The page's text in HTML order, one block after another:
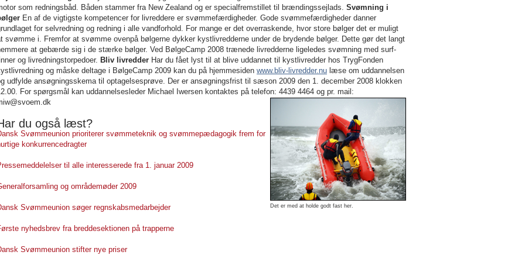
som redningsbåd. Båden stammer fra New Zealand og er specialfremstillet til brændingssejlads. Svømning i
En af de vigtigste kompetencer for livreddere er svømmefærdigheder. Gode svømmefærdigheder danner
for selvredning og redning i alle vandforhold. For mange er det overraskende, hvor store bølger det er muligt
svømme i. Fremfor at svømme ovenpå bølgerne dykker kystlivredderne under de brydende bølger. Dette gør det langt
at gebærde sig i de stærke bølger. Ved BølgeCamp 2008 trænede livredderne ligeledes svømning med surf-
og livredningstorpedoer. Bliv livredder Har du fået lyst til at blive uddannet til kystlivredder hos TrygFonden
og måske deltage i BølgeCamp 2009 kan du på hjemmesiden www.bliv-livredder.nu læse om uddannelsen
udfylde ansøgningsskema til optagelsesprøve. Der er ansøgningsfrist til sæson 2009 den 1. december 2008 klokken
For spørgsmål kan uddannelsesleder Michael Iwersen kontaktes på telefon: 4439 4464 og pr. mail:
Det er med at holde godt fast her.
du også læst?
Svømmeunion prioriterer svømmeteknik og svømmepædagogik frem for
konkurrencedragter
til alle interesserede fra 1. januar 2009
og områdemøder 2009
Svømmeunion søger regnskabsmedarbejder
nyhedsbrev fra breddesektionen på trapperne
Svømmeunion stifter nye priser